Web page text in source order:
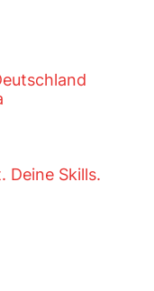
Deine Skills.